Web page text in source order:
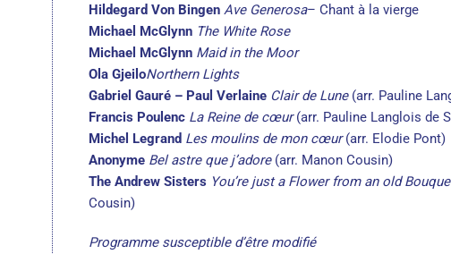
Hildegard Von Bingen Ave Generosa– Chant à la vierge
Michael McGlynn The White Rose
Michael McGlynn Maid in the Moor
Ola GjeiloNorthern Lights
Gabriel Gauré – Paul Verlaine Clair de Lune (arr. Pauline
Francis Poulenc La Reine de cœur(arr. Pauline Langlois de
Michel Legrand Les moulins de mon cœur(arr. Elodie Pont)
Anonyme Bel astre que j’adore(arr. Manon Cousin)
The Andrew Sisters You’re just a Flower from an old
Cousin)
Programme susceptible d’être modifié